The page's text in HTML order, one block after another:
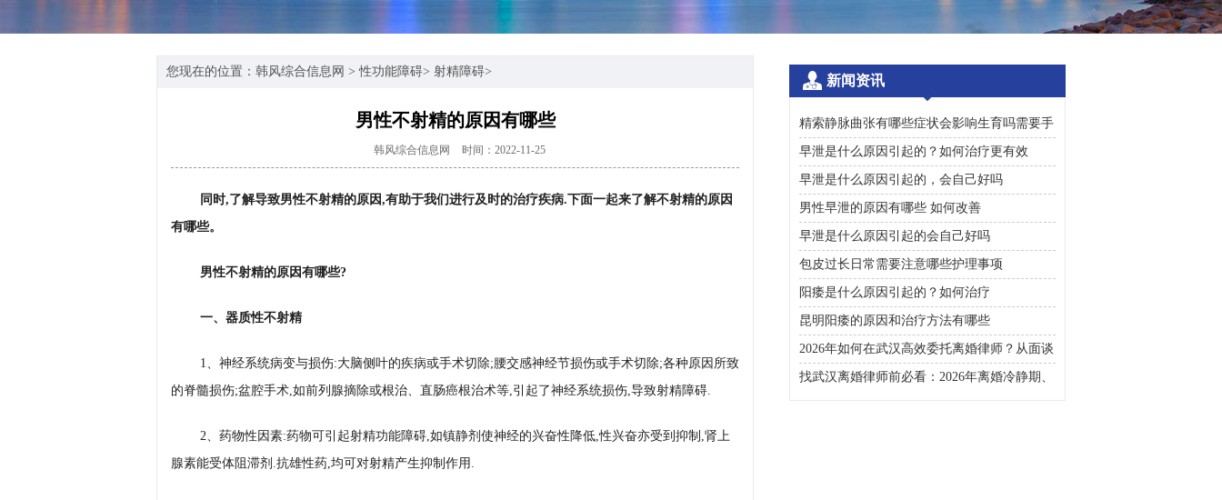
您现在的位置： 韩风综合信息网 >性功能障碍> 射精障碍>
男性不射精的原因有哪些
韩风综合信息网 时间：2022-11-25
同时,了解导致男性不射精的原因,有助于我们进行及时的治疗疾病.下面一起来了解不射精的原因
有哪些。
男性不射精的原因有哪些?
一、器质性不射精
1、神经系统病变与损伤:大脑侧叶的疾病或手术切除;腰交感神经节损伤或手术切除;各种原因所致
的脊髓损伤;盆腔手术,如前列腺摘除或根治、直肠癌根治术等,引起了神经系统损伤,导致射精障碍.
2、药物性因素:药物可引起射精功能障碍,如镇静剂使神经的兴奋性降低,性兴奋亦受到抑制,肾上
腺素能受体阻滞剂.抗雄性药,均可对射精产生抑制作用.
新闻资讯
精索静脉曲张有哪些症状会影响生育吗需要手
术治疗吗
早泄是什么原因引起的？如何治疗更有效
早泄是什么原因引起的，会自己好吗
男性早泄的原因有哪些 如何改善
早泄是什么原因引起的会自己好吗
包皮过长日常需要注意哪些护理事项
阳痿是什么原因引起的？如何治疗
昆明阳痿的原因和治疗方法有哪些
2026年如何在武汉高效委托离婚律师？从面谈
咨询到判决执行的完整避雷手册
找武汉离婚律师前必看：2026年离婚冷静期、